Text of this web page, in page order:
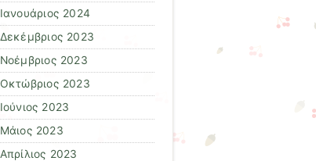
Ιανουάριος 2024
Δεκέμβριος 2023
Νοέμβριος 2023
Οκτώβριος 2023
Ιούνιος 2023
Μάιος 2023
Απρίλιος 2023